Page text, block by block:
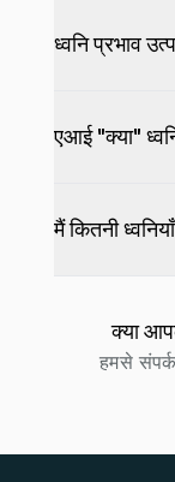
ध्वनि प्रभाव
एआई "क्या"
मैं कितनी
क्या
हमसे